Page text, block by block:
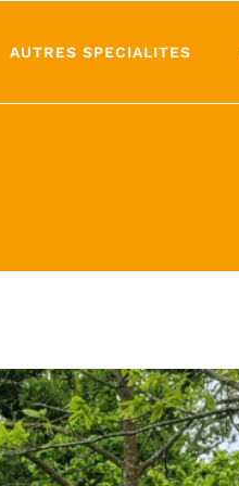
AUTRES SPECIALITES